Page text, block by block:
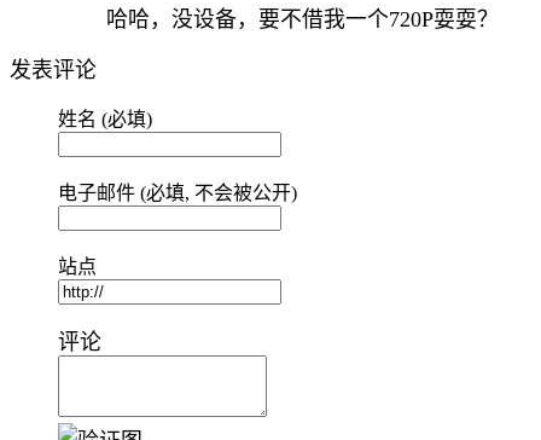
哈哈，没设备，要不借我一个720P耍耍？
发表评论
姓名 (必填)
电子邮件 (必填, 不会被公开)
站点
评论